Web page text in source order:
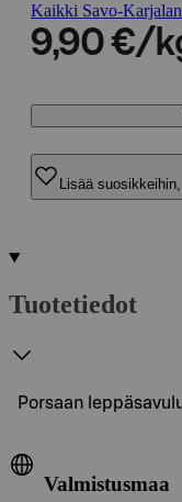
Kaikki Savo-
9,90 €/
Lisää
Tuotetiedot
Porsaan
Valmistusmaa